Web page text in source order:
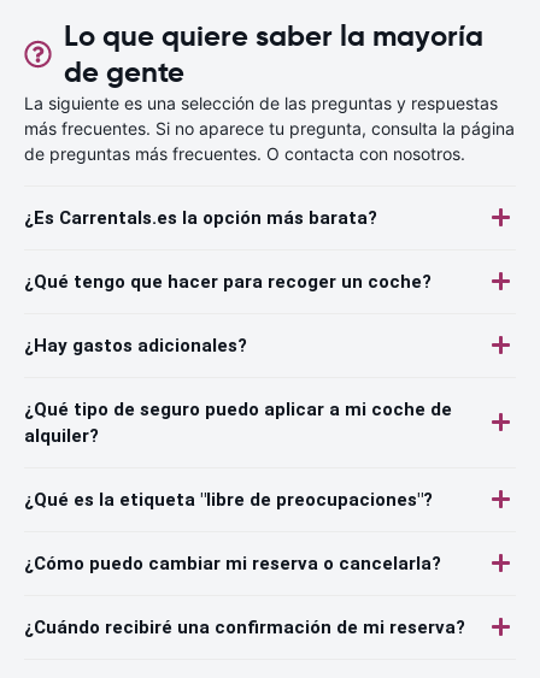
Lo que quiere saber la mayoría
de gente
La siguiente es una selección de las preguntas y respuestas
más frecuentes. Si no aparece tu pregunta, consulta la página
de preguntas más frecuentes. O contacta con nosotros.
¿Es Carrentals.es la opción más barata?
¿Qué tengo que hacer para recoger un coche?
¿Hay gastos adicionales?
¿Qué tipo de seguro puedo aplicar a mi coche de
alquiler?
¿Qué es la etiqueta "libre de preocupaciones"?
¿Cómo puedo cambiar mi reserva o cancelarla?
¿Cuándo recibiré una confirmación de mi reserva?